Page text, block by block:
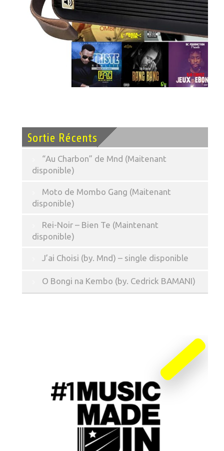
Sortie Récents
“Au Charbon” de Mnd (Maitenant
disponible)
Moto de Mombo Gang (Maitenant
disponible)
Rei-Noir – Bien Te (Maintenant
disponible)
J’ai Choisi (by. Mnd) – single disponible
O Bongi na Kembo (by. Cedrick BAMANI)